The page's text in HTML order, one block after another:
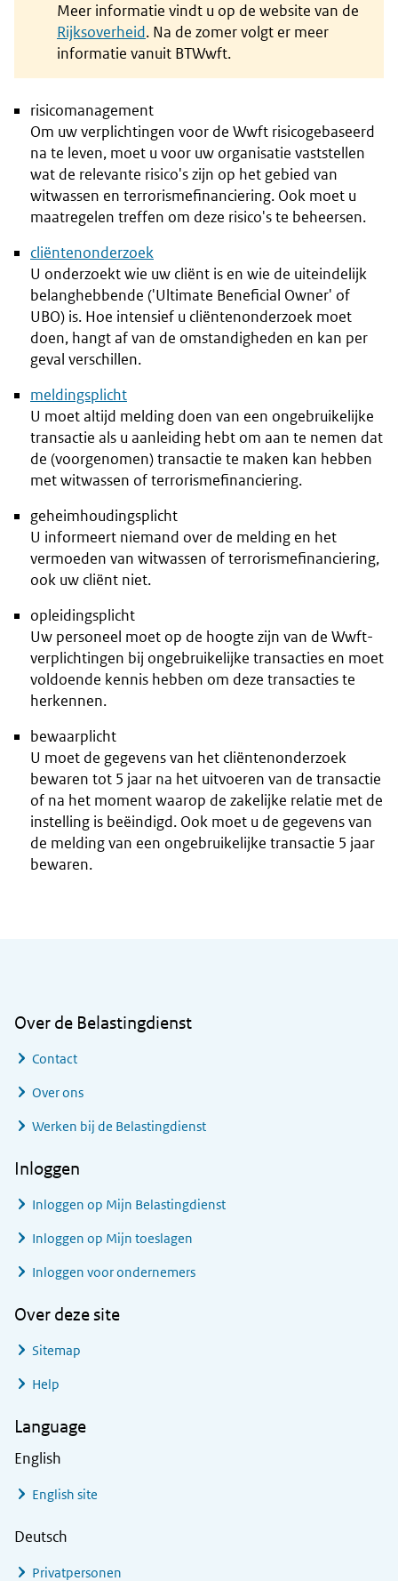
Meer informatie vindt u op de website van de
Rijksoverheid. Na de zomer volgt er meer
informatie vanuit BTWwft.
risicomanagement
Om uw verplichtingen voor de Wwft risicogebaseerd
na te leven, moet u voor uw organisatie vaststellen
wat de relevante risico's zijn op het gebied van
witwassen en terrorismefinanciering. Ook moet u
maatregelen treffen om deze risico's te beheersen.
cliëntenonderzoek
U onderzoekt wie uw cliënt is en wie de uiteindelijk
belanghebbende ('Ultimate Beneficial Owner' of
UBO) is. Hoe intensief u cliëntenonderzoek moet
doen, hangt af van de omstandigheden en kan per
geval verschillen.
meldingsplicht
U moet altijd melding doen van een ongebruikelijke
transactie als u aanleiding hebt om aan te nemen dat
de (voorgenomen) transactie te maken kan hebben
met witwassen of terrorismefinanciering.
geheimhoudingsplicht
U informeert niemand over de melding en het
vermoeden van witwassen of terrorismefinanciering,
ook uw cliënt niet.
opleidingsplicht
Uw personeel moet op de hoogte zijn van de Wwft-
verplichtingen bij ongebruikelijke transacties en moet
voldoende kennis hebben om deze transacties te
herkennen.
bewaarplicht
U moet de gegevens van het cliëntenonderzoek
bewaren tot 5 jaar na het uitvoeren van de transactie
of na het moment waarop de zakelijke relatie met de
instelling is beëindigd. Ook moet u de gegevens van
de melding van een ongebruikelijke transactie 5 jaar
bewaren.
Over de Belastingdienst
Contact
Over ons
Werken bij de Belastingdienst
Inloggen
Inloggen op Mijn Belastingdienst
Inloggen op Mijn toeslagen
Inloggen voor ondernemers
Over deze site
Sitemap
Help
Language
English
English site
Deutsch
Privatpersonen